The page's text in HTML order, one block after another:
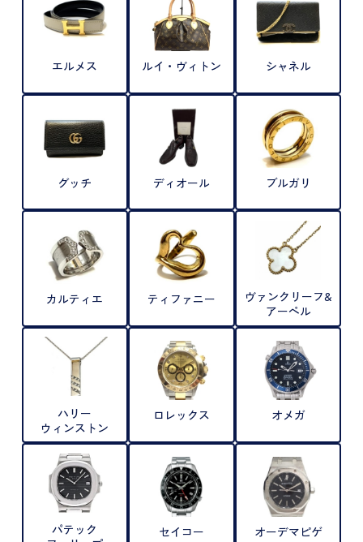
エルメス ルイ・ヴィトン シャネル
グッチ ディオール ブルガリ
カルティエ ティファニー
ヴァンクリーフ&
アーペル
ハリー
ウィンストン
ロレックス オメガ
パテック
セイコー オーデマピゲ